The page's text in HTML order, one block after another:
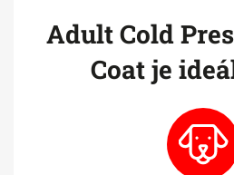
Adult Cold
Coat je